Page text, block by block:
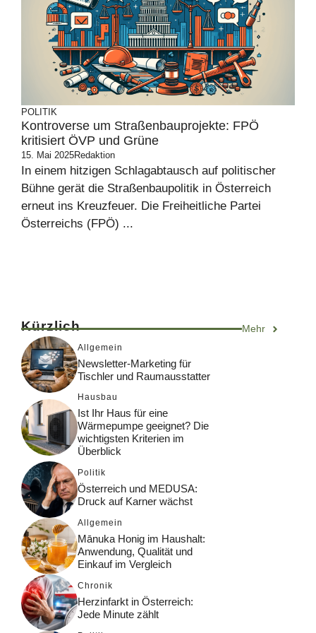
POLITIK
Kontroverse um Straßenbauprojekte: FPÖ
kritisiert ÖVP und Grüne
15. Mai 2025Redaktion
In einem hitzigen Schlagabtausch auf politischer
Bühne gerät die Straßenbaupolitik in Österreich
erneut ins Kreuzfeuer. Die Freiheitliche Partei
Österreichs (FPÖ) ...
Kürzlich Mehr
Allgemein
Newsletter-Marketing für
Tischler und Raumausstatter
Hausbau
Ist Ihr Haus für eine
Wärmepumpe geeignet? Die
wichtigsten Kriterien im
Überblick
Politik
Österreich und MEDUSA:
Druck auf Karner wächst
Allgemein
Mānuka Honig im Haushalt:
Anwendung, Qualität und
Einkauf im Vergleich
Chronik
Herzinfarkt in Österreich:
Jede Minute zählt